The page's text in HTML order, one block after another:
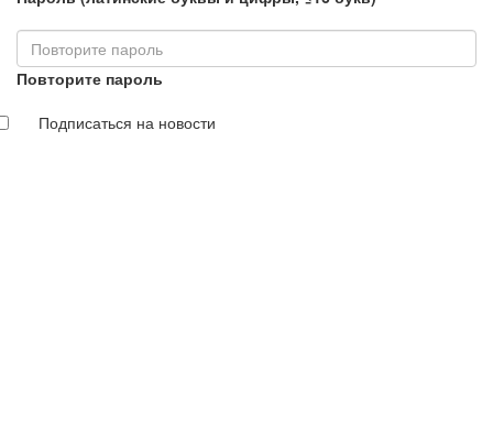
Повторите пароль
Подписаться на новости